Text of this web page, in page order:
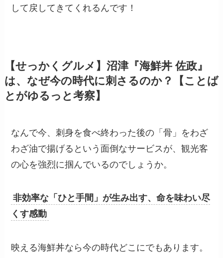
して戻してきてくれるんです！
【せっかくグルメ】沼津『海鮮丼 佐政』
は、なぜ今の時代に刺さるのか？【ことば
とがゆるっと考察】
なんで今、刺身を食べ終わった後の「骨」をわざ
わざ油で揚げるという面倒なサービスが、観光客
の心を強烈に掴んでいるのでしょうか。
非効率な「ひと手間」が生み出す、命を味わい尽
くす感動
映える海鮮丼なら今の時代どこにでもあります。